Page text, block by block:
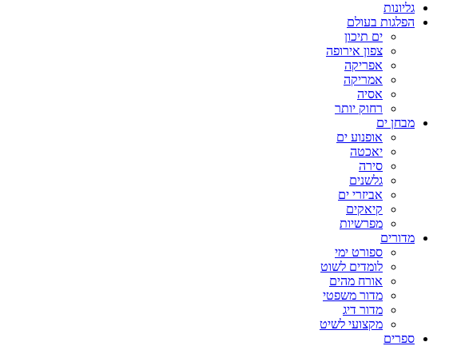
גליונות
הפלגות בעולם
ים תיכון
צפון אירופה
אפריקה
אמריקה
אסיה
רחוק יותר
מבחן ים
אופנוע ים
יאכטה
סירה
גלשנים
אביזרי ים
קיאקים
מפרשיות
מדורים
ספורט ימי
לומדים לשוט
אורח מהים
מדור משפטי
מדור דיג
מקצועי לשיט
ספרים